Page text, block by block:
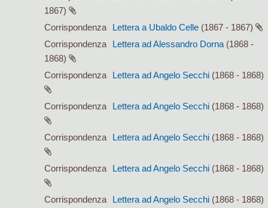
1867)
Corrispondenza
Lettera a Ubaldo Celle (1867 - 1867)
Corrispondenza
Lettera ad Alessandro Dorna (1868 -
1868)
Corrispondenza
Lettera ad Angelo Secchi (1868 - 1868)
Corrispondenza Lettera ad Angelo Secchi (1868 - 1868)
Corrispondenza Lettera ad Angelo Secchi (1868 - 1868)
Corrispondenza Lettera ad Angelo Secchi (1868 - 1868)
Corrispondenza Lettera ad Angelo Secchi (1868 - 1868)